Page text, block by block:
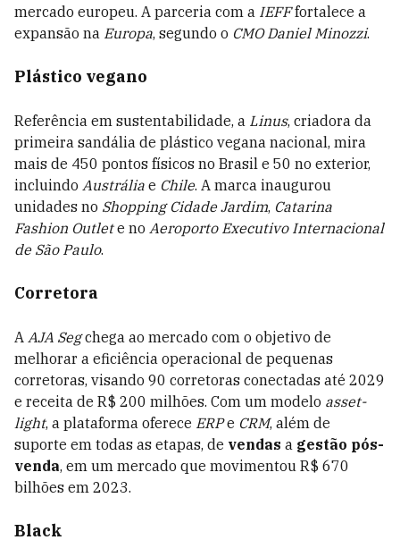
mercado europeu. A parceria com a IEFFfortalece a
expansão na Europa, segundo o CMO Daniel Minozzi.
Plástico vegano
Referência em sustentabilidade, a Linus, criadora da
primeira sandália de plástico vegana nacional, mira
mais de 450 pontos físicos no Brasil e 50 no exterior,
incluindo Austrália e Chile. A marca inaugurou
unidades no Shopping Cidade Jardim, Catarina
Fashion Outlete no Aeroporto Executivo Internacional
de São Paulo.
Corretora
A AJA Segchega ao mercado com o objetivo de
melhorar a eficiência operacional de pequenas
corretoras, visando 90 corretoras conectadas até 2029
e receita de R$ 200 milhões. Com um modelo asset-
light, a plataforma oferece ERPe CRM, além de
suporte em todas as etapas, de vendas a gestão pós-
venda, em um mercado que movimentou R$ 670
bilhões em 2023.
Black